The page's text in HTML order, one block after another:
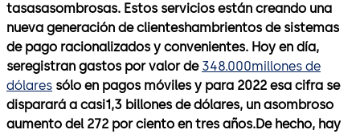
tasasasombrosas. Estos servicios están creando una
nueva generación de clienteshambrientos de sistemas
de pago racionalizados y convenientes. Hoy en día,
seregistran gastos por valor de 348.000millones de
dólares sólo en pagos móviles y para 2022 esa cifra se
disparará a casi1,3 billones de dólares, un asombroso
aumento del 272 por ciento en tres años.De hecho, hay